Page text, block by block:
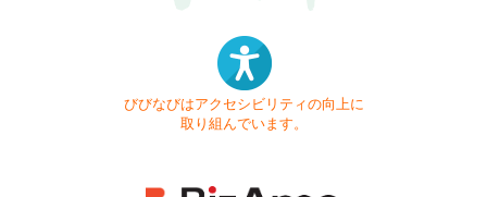
びびなびはアクセシビリティの向上に
取り組んでいます。